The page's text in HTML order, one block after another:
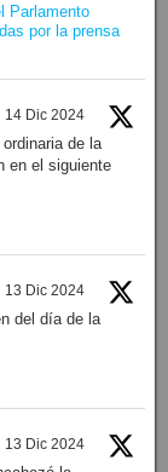
Parlamento
por la prensa
14 Dic 2024
de la
en el siguiente
13 Dic 2024
del día de la
13 Dic 2024